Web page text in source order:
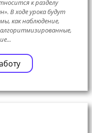
к разделу
В ходе урока будут
как наблюдение,